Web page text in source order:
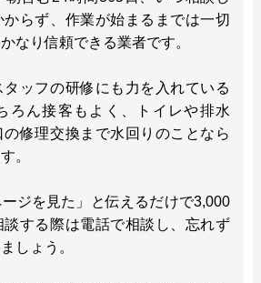
らず、作業が始まるまでは一切
なり信頼できる業者です。
ッフの研修にも力を入れている
ろん接客もよく、トイレや排水
修理交換まで水回りのことなら
。
ジを見た」と伝えるだけで3,000
談する際は電話で相談し、忘れず
しょう。